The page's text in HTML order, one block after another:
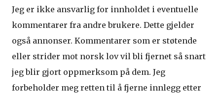
Jeg er ikke ansvarlig for innholdet i eventuelle
kommentarer fra andre brukere. Dette gjelder
også annonser. Kommentarer som er støtende
eller strider mot norsk lov vil bli fjernet så snart
jeg blir gjort oppmerksom på dem. Jeg
forbeholder meg retten til å fjerne innlegg etter